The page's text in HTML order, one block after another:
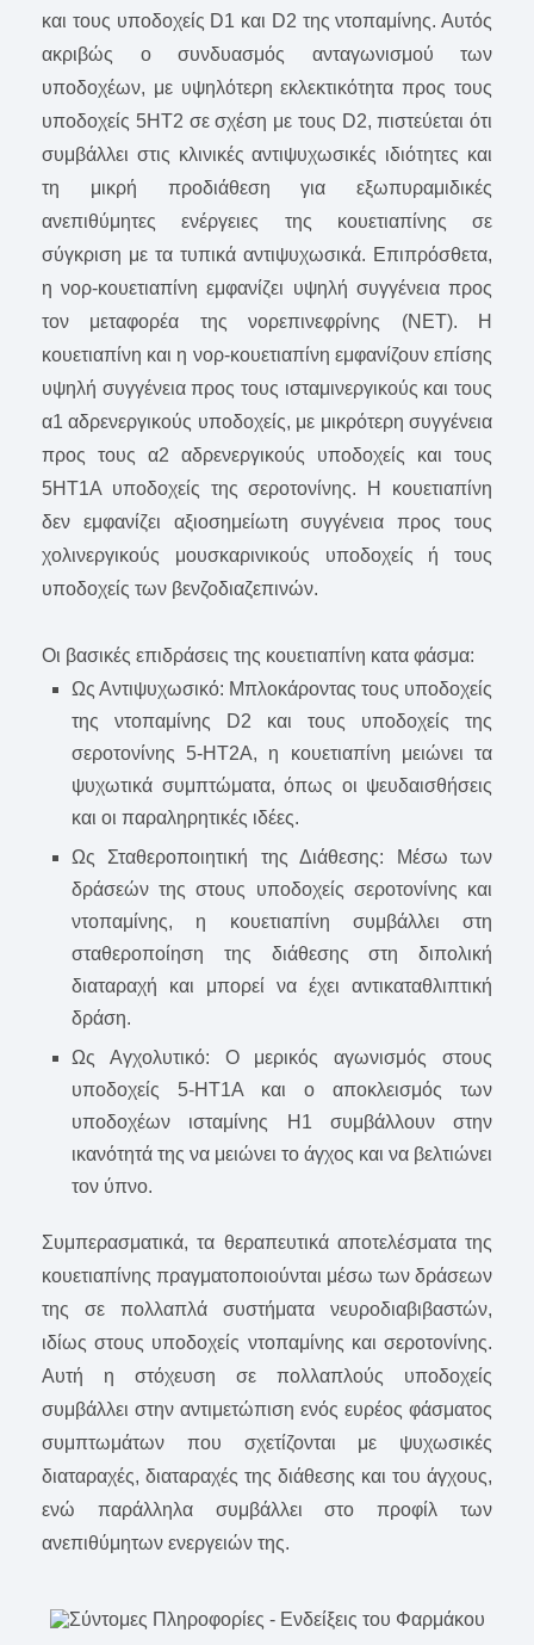
και τους υποδοχείς D1 και D2 της ντοπαμίνης. Αυτός
ακριβώς ο συνδυασμός ανταγωνισμού των
υποδοχέων, με υψηλότερη εκλεκτικότητα προς τους
υποδοχείς 5HT2 σε σχέση με τους D2, πιστεύεται ότι
συμβάλλει στις κλινικές αντιψυχωσικές ιδιότητες και
τη μικρή προδιάθεση για εξωπυραμιδικές
ανεπιθύμητες ενέργειες της κουετιαπίνης σε
σύγκριση με τα τυπικά αντιψυχωσικά. Επιπρόσθετα,
η νορ-κουετιαπίνη εμφανίζει υψηλή συγγένεια προς
τον μεταφορέα της νορεπινεφρίνης (ΝΕΤ). H
κουετιαπίνη και η νορ-κουετιαπίνη εμφανίζουν επίσης
υψηλή συγγένεια προς τους ισταμινεργικούς και τους
α1 αδρενεργικούς υποδοχείς, με μικρότερη συγγένεια
προς τους α2 αδρενεργικούς υποδοχείς και τους
5ΗΤ1Α υποδοχείς της σεροτονίνης. Η κουετιαπίνη
δεν εμφανίζει αξιοσημείωτη συγγένεια προς τους
χολινεργικούς μουσκαρινικούς υποδοχείς ή τους
υποδοχείς των βενζοδιαζεπινών.
Οι βασικές επιδράσεις της κουετιαπίνη κατα φάσμα:
Ως Αντιψυχωσικό: Μπλοκάροντας τους υποδοχείς
της ντοπαμίνης D2 και τους υποδοχείς της
σεροτονίνης 5-HT2A, η κουετιαπίνη μειώνει τα
ψυχωτικά συμπτώματα, όπως οι ψευδαισθήσεις
και οι παραληρητικές ιδέες.
Ως Σταθεροποιητική της Διάθεσης: Μέσω των
δράσεών της στους υποδοχείς σεροτονίνης και
ντοπαμίνης, η κουετιαπίνη συμβάλλει στη
σταθεροποίηση της διάθεσης στη διπολική
διαταραχή και μπορεί να έχει αντικαταθλιπτική
δράση.
Ως Αγχολυτικό: Ο μερικός αγωνισμός στους
υποδοχείς 5-HT1A και ο αποκλεισμός των
υποδοχέων ισταμίνης H1 συμβάλλουν στην
ικανότητά της να μειώνει το άγχος και να βελτιώνει
τον ύπνο.
Συμπερασματικά, τα θεραπευτικά αποτελέσματα της
κουετιαπίνης πραγματοποιούνται μέσω των δράσεων
της σε πολλαπλά συστήματα νευροδιαβιβαστών,
ιδίως στους υποδοχείς ντοπαμίνης και σεροτονίνης.
Αυτή η στόχευση σε πολλαπλούς υποδοχείς
συμβάλλει στην αντιμετώπιση ενός ευρέος φάσματος
συμπτωμάτων που σχετίζονται με ψυχωσικές
διαταραχές, διαταραχές της διάθεσης και του άγχους,
ενώ παράλληλα συμβάλλει στο προφίλ των
ανεπιθύμητων ενεργειών της.